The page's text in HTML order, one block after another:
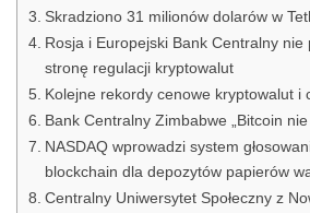
Skradziono 31 milionów dolarów w
Rosja i Europejski Bank Centralny nie
stronę regulacji kryptowalut
Kolejne rekordy cenowe kryptowalut i
Bank Centralny Zimbabwe „Bitcoin
NASDAQ wprowadzi system
blockchain dla depozytów papierów
Centralny Uniwersytet Społeczny z